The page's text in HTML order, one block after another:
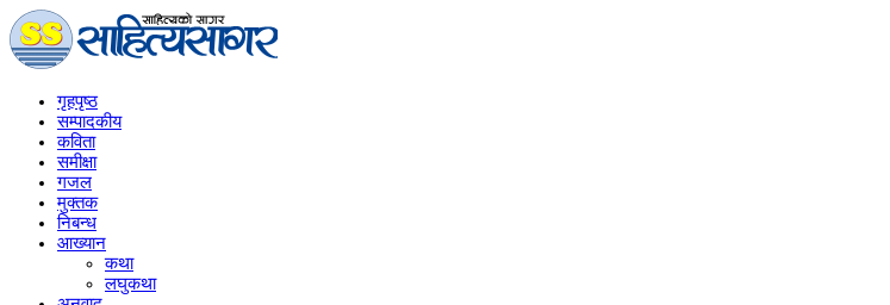
गृहपृष्‍ठ
सम्पादकीय
कविता
समीक्षा
गजल
मुक्तक
निबन्ध
आख्यान
कथा
लघुकथा